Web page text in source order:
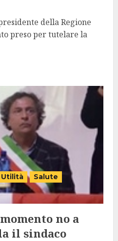
della Regione
preso per tutelare la
Utilità
Salute
no a
il sindaco